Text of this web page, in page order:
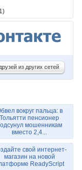
из других сетей
вокруг пальца: в
Тольятти пенсионер
мошенникам
вместо 2,4...
свой интернет-
магазин на новой
ReadyScript